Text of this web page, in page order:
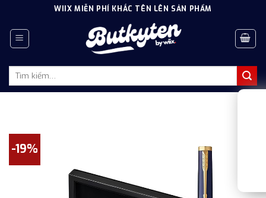
content
WIIX MIỄN PHÍ KHẮC TÊN LÊN SẢN PHẨM
Tìm
-19%